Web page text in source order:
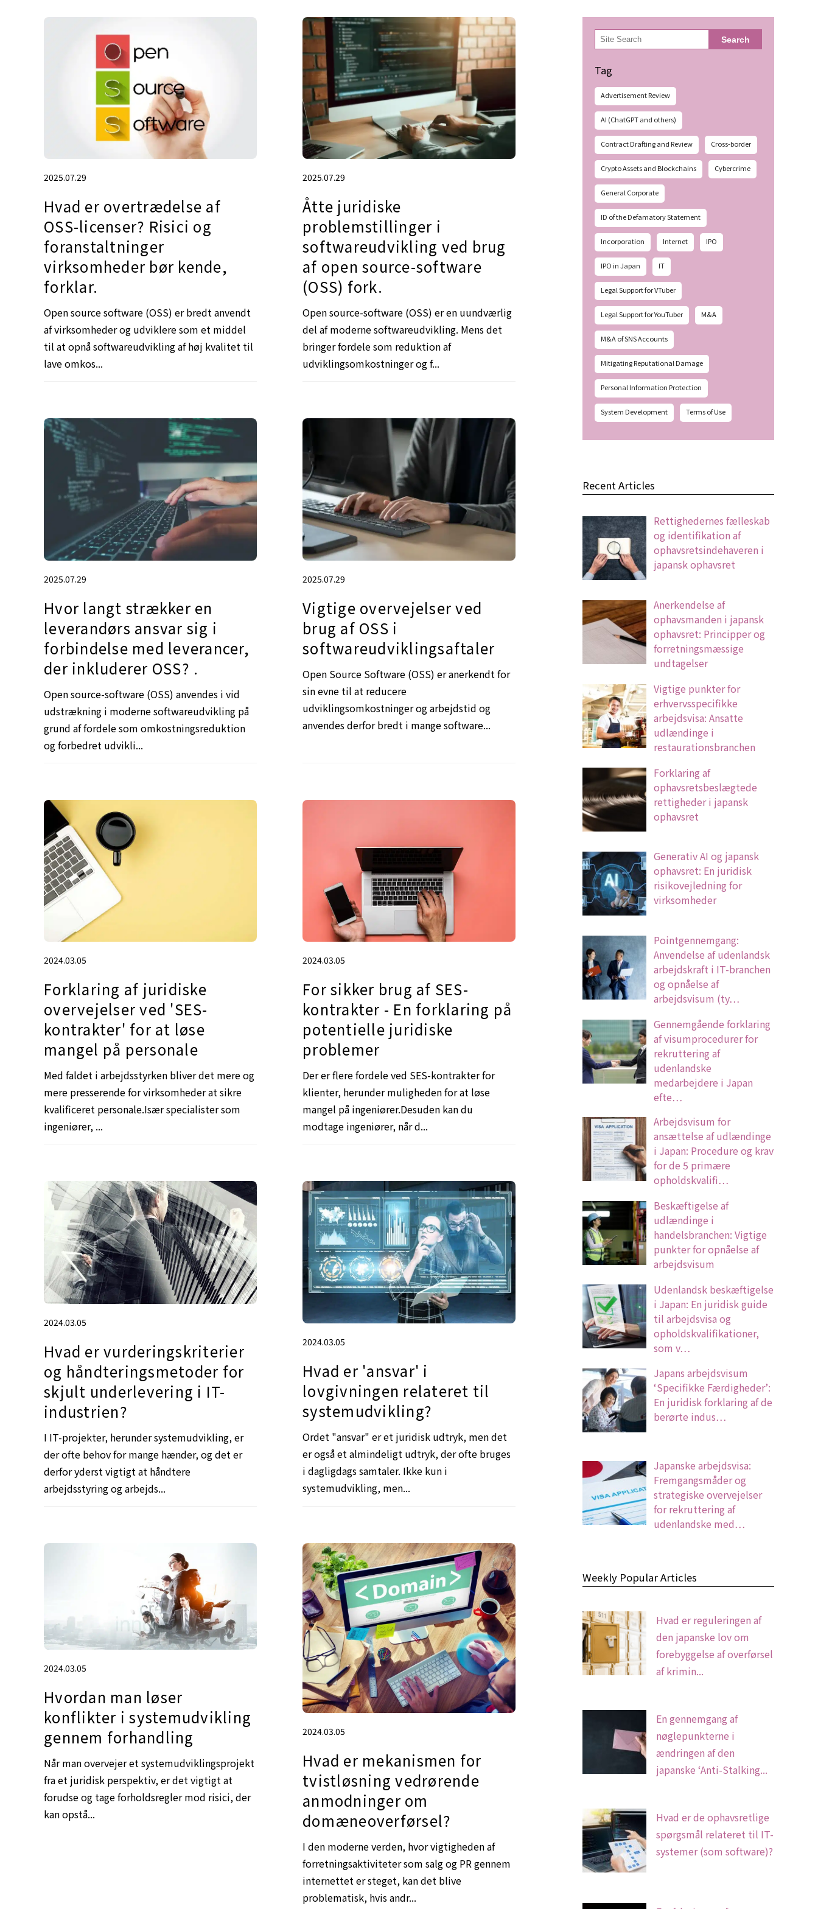
2025.07.29
Hvad er overtrædelse af
OSS-licenser? Risici og
foranstaltninger
virksomheder bør kende,
forklar.
Open source software (OSS) er bredt anvendt
af virksomheder og udviklere som et middel
til at opnå softwareudvikling af høj kvalitet til
lave omkos...
2025.07.29
Åtte juridiske
problemstillinger i
softwareudvikling ved brug
af open source-software
(OSS) fork.
Open source-software (OSS) er en uundværlig
del af moderne softwareudvikling. Mens det
bringer fordele som reduktion af
udviklingsomkostninger og f...
2025.07.29
Hvor langt strækker en
leverandørs ansvar sig i
forbindelse med leverancer,
der inkluderer OSS? .
Open source-software (OSS) anvendes i vid
udstrækning i moderne softwareudvikling på
grund af fordele som omkostningsreduktion
og forbedret udvikli...
2025.07.29
Vigtige overvejelser ved
brug af OSS i
softwareudviklingsaftaler
Open Source Software (OSS) er anerkendt for
sin evne til at reducere
udviklingsomkostninger og arbejdstid og
anvendes derfor bredt i mange software...
2024.03.05
Forklaring af juridiske
overvejelser ved 'SES-
kontrakter' for at løse
mangel på personale
Med faldet i arbejdsstyrken bliver det mere og
mere presserende for virksomheder at sikre
kvalificeret personale.Især specialister som
ingeniører, ...
2024.03.05
For sikker brug af SES-
kontrakter - En forklaring på
potentielle juridiske
problemer
Der er flere fordele ved SES-kontrakter for
klienter, herunder muligheden for at løse
mangel på ingeniører.Desuden kan du
modtage ingeniører, når d...
2024.03.05
Hvad er vurderingskriterier
og håndteringsmetoder for
skjult underlevering i IT-
industrien?
I IT-projekter, herunder systemudvikling, er
der ofte behov for mange hænder, og det er
derfor yderst vigtigt at håndtere
arbejdsstyring og arbejds...
2024.03.05
Hvad er 'ansvar' i
lovgivningen relateret til
systemudvikling?
Ordet "ansvar" er et juridisk udtryk, men det
er også et almindeligt udtryk, der ofte bruges
i dagligdags samtaler. Ikke kun i
systemudvikling, men...
2024.03.05
Hvordan man løser
konflikter i systemudvikling
gennem forhandling
Når man overvejer et systemudviklingsprojekt
fra et juridisk perspektiv, er det vigtigt at
forudse og tage forholdsregler mod risici, der
kan opstå...
2024.03.05
Hvad er mekanismen for
tvistløsning vedrørende
anmodninger om
domæneoverførsel?
I den moderne verden, hvor vigtigheden af
forretningsaktiviteter som salg og PR gennem
internettet er steget, kan det blive
problematisk, hvis andr...
検
索 Search
Tag
Advertisement Review
AI (ChatGPT and others)
Contract Drafting and Review Cross-border
Crypto Assets and Blockchains Cybercrime
General Corporate
ID of the Defamatory Statement
Incorporation Internet IPO
IPO in Japan IT
Legal Support for VTuber
Legal Support for YouTuber M&A
M&A of SNS Accounts
Mitigating Reputational Damage
Personal Information Protection
System Development Terms of Use
Recent Articles
Rettighedernes fælleskab
og identifikation af
ophavsretsindehaveren i
japansk ophavsret
Anerkendelse af
ophavsmanden i japansk
ophavsret: Principper og
forretningsmæssige
undtagelser
Vigtige punkter for
erhvervsspecifikke
arbejdsvisa: Ansatte
udlændinge i
restaurationsbranchen
Forklaring af
ophavsretsbeslægtede
rettigheder i japansk
ophavsret
Generativ AI og japansk
ophavsret: En juridisk
risikovejledning for
virksomheder
Pointgennemgang:
Anvendelse af udenlandsk
arbejdskraft i IT-branchen
og opnåelse af
arbejdsvisum (ty…
Gennemgående forklaring
af visumprocedurer for
rekruttering af
udenlandske
medarbejdere i Japan
efte…
Arbejdsvisum for
ansættelse af udlændinge
i Japan: Procedure og krav
for de 5 primære
opholdskvalifi…
Beskæftigelse af
udlændinge i
handelsbranchen: Vigtige
punkter for opnåelse af
arbejdsvisum
Udenlandsk beskæftigelse
i Japan: En juridisk guide
til arbejdsvisa og
opholdskvalifikationer,
som v…
Japans arbejdsvisum
‘Specifikke Færdigheder’:
En juridisk forklaring af de
berørte indus…
Japanske arbejdsvisa:
Fremgangsmåder og
strategiske overvejelser
for rekruttering af
udenlandske med…
Weekly Popular Articles
Hvad er reguleringen af
den japanske lov om
forebyggelse af overførsel
af krimin...
En gennemgang af
nøglepunkterne i
ændringen af den
japanske ‘Anti-Stalking...
Hvad er de ophavsretlige
spørgsmål relateret til IT-
systemer (som software)?